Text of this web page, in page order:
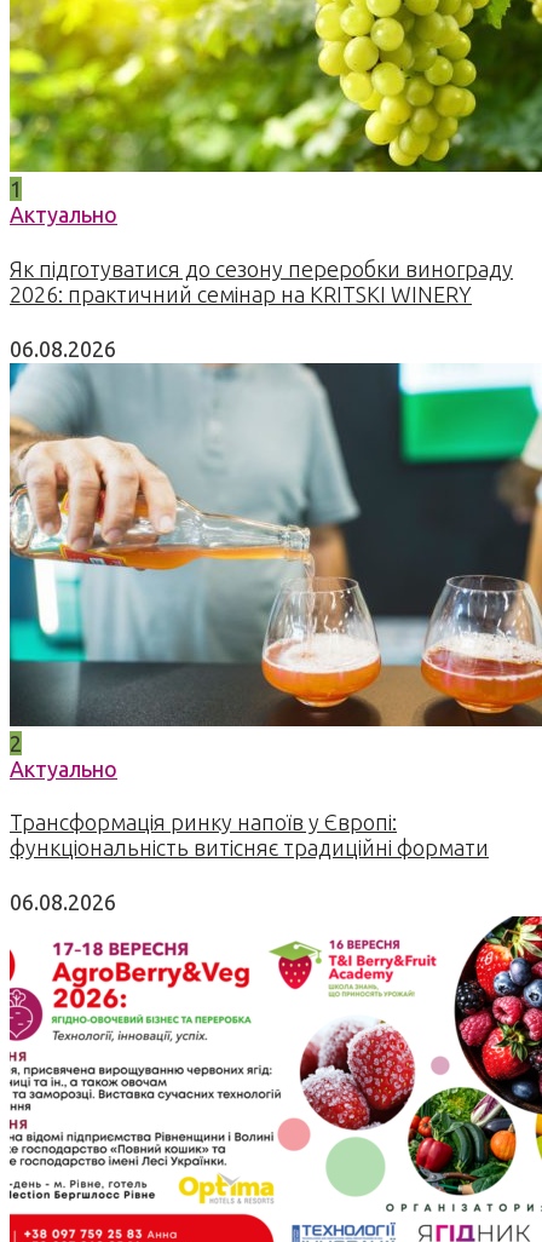
1
Актуально
Як підготуватися до сезону переробки винограду
2026: практичний семінар на KRITSKI WINERY
06.08.2026
2
Актуально
Трансформація ринку напоїв у Європі:
функціональність витісняє традиційні формати
06.08.2026